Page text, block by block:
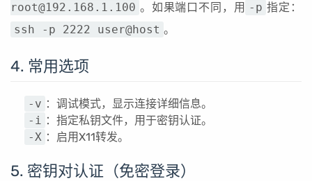
root@192.168.1.100 。如果端口不同，用 -p 指定：
ssh -p 2222 user@host 。
4. 常用选项
-v ：调试模式，显示连接详细信息。
-i ：指定私钥文件，用于密钥认证。
-X ：启用X11转发。
5. 密钥对认证（免密登录）